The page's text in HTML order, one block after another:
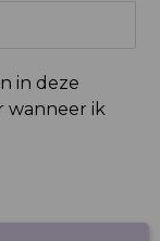
in deze
wanneer ik